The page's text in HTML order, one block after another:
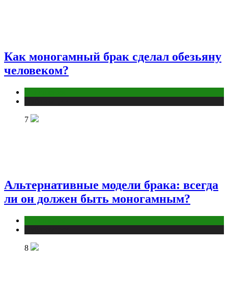
Как моногамный брак сделал обезьяну
человеком?
7
Альтернативные модели брака: всегда
ли он должен быть моногамным?
8